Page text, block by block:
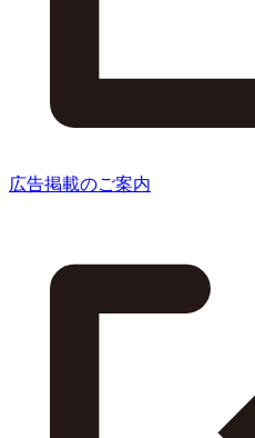
広告掲載のご案内